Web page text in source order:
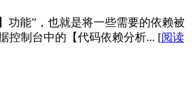
功能”，也就是将一些需要的依赖被
控制台中的【代码依赖分析... [阅读